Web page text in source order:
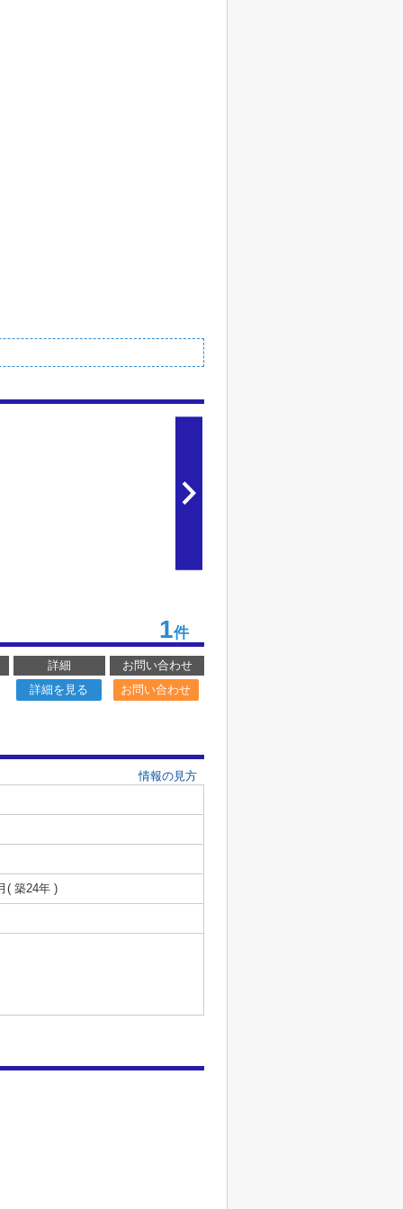
1件
詳細
お問い合わせ
詳細を見る
お問い合わせ
情報の見方
( 築24年 )